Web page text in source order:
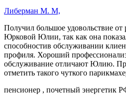
Либерман М. М,
Получил большое удовольствие от
Юрковой Юлии, так как она
способностив обслуживании
профиля. Хороший
обслуживание отличают Юлию.
отметить такого чуткого
пенсионер , почетный энергетик